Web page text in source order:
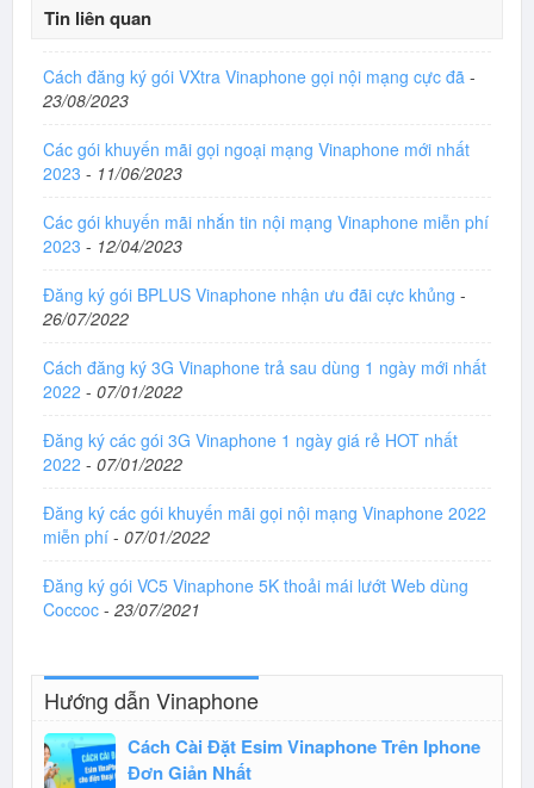
Tin liên quan
Cách đăng ký gói VXtra Vinaphone gọi nội mạng cực đã -
23/08/2023
Các gói khuyến mãi gọi ngoại mạng Vinaphone mới nhất
2023 - 11/06/2023
Các gói khuyến mãi nhắn tin nội mạng Vinaphone miễn phí
2023 - 12/04/2023
Đăng ký gói BPLUS Vinaphone nhận ưu đãi cực khủng -
26/07/2022
Cách đăng ký 3G Vinaphone trả sau dùng 1 ngày mới nhất
2022 - 07/01/2022
Đăng ký các gói 3G Vinaphone 1 ngày giá rẻ HOT nhất
2022 - 07/01/2022
Đăng ký các gói khuyến mãi gọi nội mạng Vinaphone 2022
miễn phí - 07/01/2022
Đăng ký gói VC5 Vinaphone 5K thoải mái lướt Web dùng
Coccoc - 23/07/2021
Hướng dẫn Vinaphone
Cách Cài Đặt Esim Vinaphone Trên Iphone
Đơn Giản Nhất